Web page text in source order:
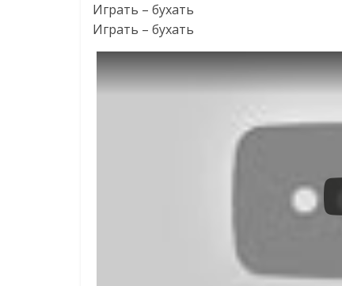
Играть – бухать
Играть – бухать